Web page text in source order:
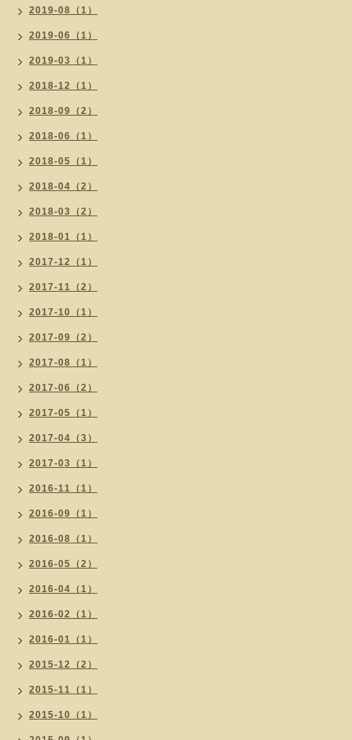
2019-08（1）
2019-06（1）
2019-03（1）
2018-12（1）
2018-09（2）
2018-06（1）
2018-05（1）
2018-04（2）
2018-03（2）
2018-01（1）
2017-12（1）
2017-11（2）
2017-10（1）
2017-09（2）
2017-08（1）
2017-06（2）
2017-05（1）
2017-04（3）
2017-03（1）
2016-11（1）
2016-09（1）
2016-08（1）
2016-05（2）
2016-04（1）
2016-02（1）
2016-01（1）
2015-12（2）
2015-11（1）
2015-10（1）